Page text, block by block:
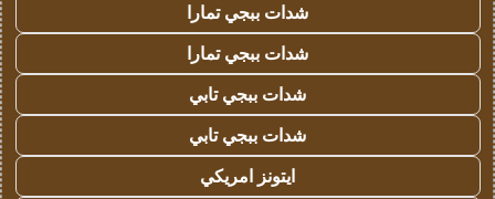
شدات ببجي تمارا
شدات ببجي تمارا
شدات ببجي تابي
شدات ببجي تابي
ايتونز امريكي